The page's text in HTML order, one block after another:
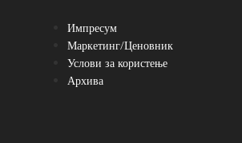
Импресум
Маркетинг/Ценовник
Услови за користење
Архива